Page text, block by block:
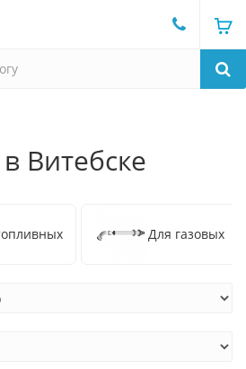
Витебске
Для газовых